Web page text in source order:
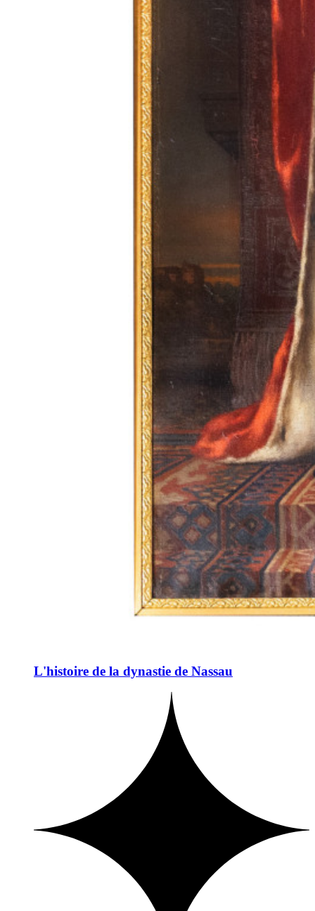
L'histoire de la dynastie de Nassau